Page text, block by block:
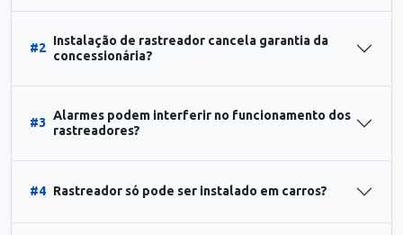
#2
Instalação de rastreador cancela garantia da
concessionária?
#3
Alarmes podem interferir no funcionamento dos
rastreadores?
#4 Rastreador só pode ser instalado em carros?